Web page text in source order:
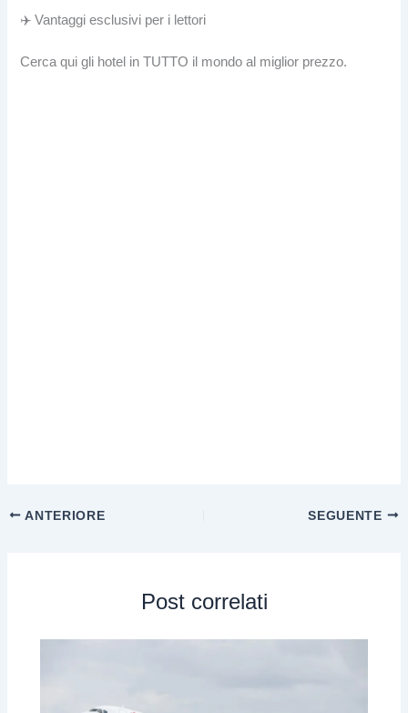
✈️ Vantaggi esclusivi per i lettori
Cerca qui gli hotel in TUTTO il mondo al miglior prezzo.
ANTERIORE SEGUENTE
Post correlati